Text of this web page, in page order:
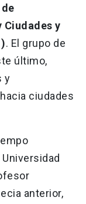
Ciudades y
. El grupo de
último,
y
ciudades
anterior,